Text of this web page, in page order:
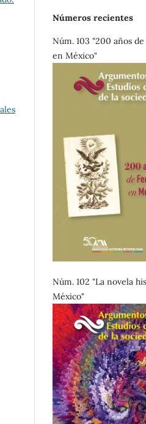
Números recientes
Núm. 103 "200 años
en México"
Núm. 102 "La novela
México"